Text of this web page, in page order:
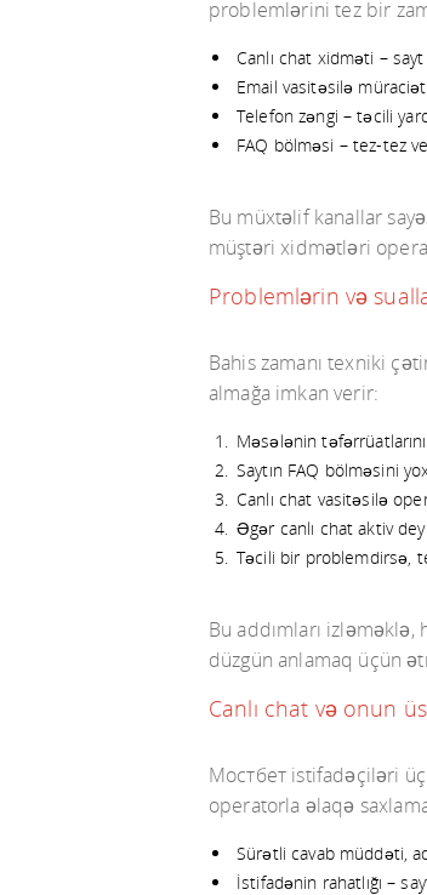
problemlərini tez bir
Canlı chat xidməti –
Email vasitəsilə
Telefon zəngi – təcili
FAQ bölməsi – tez-tez
Bu müxtəlif kanallar
müştəri xidmətləri
Problemlərin və
Bahis zamanı texniki
almağa imkan verir:
Məsələnin
Saytın FAQ bölməsini
Canlı chat vasitəsilə
Əgər canlı chat aktiv
Təcili bir problemdirsə,
Bu addımları
düzgün anlamaq üçün
Canlı chat və onun
Мостбет istifadəçiləri
operatorla əlaqə
Sürətli cavab müddəti,
İstifadənin rahatlığı –